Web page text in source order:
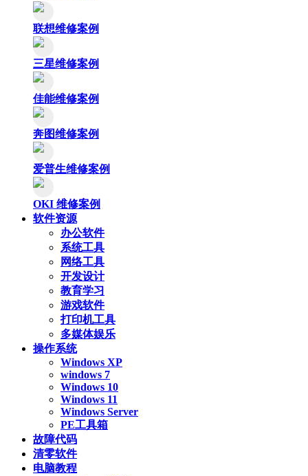
联想维修案例
三星维修案例
佳能维修案例
奔图维修案例
爱普生维修案例
OKI 维修案例
软件资源
办公软件
系统工具
网络工具
开发设计
教育学习
游戏软件
打印机工具
多媒体娱乐
操作系统
Windows XP
windows 7
Windows 10
Windows 11
Windows Server
PE工具箱
故障代码
清零软件
电脑教程